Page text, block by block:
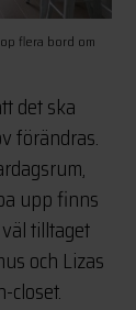
flera bord om
det ska
förändras.
upp finns
tilltaget
och Lizas
closet.